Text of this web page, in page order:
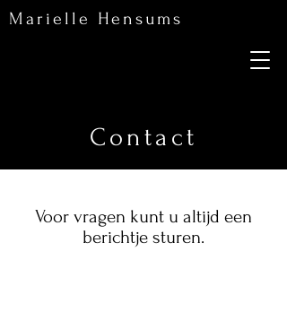
Marielle Hensums
Contact
Voor vragen kunt u altijd een
berichtje sturen.